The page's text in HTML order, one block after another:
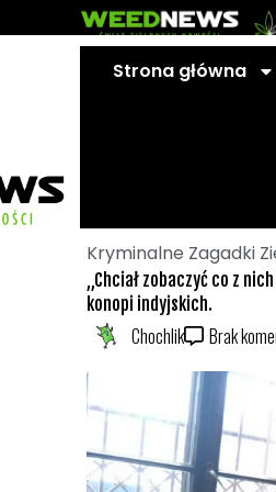
Strona główna
Kryminalne Zagadki
„Chciał zobaczyć co z
konopi indyjskich.
Chochlik Brak